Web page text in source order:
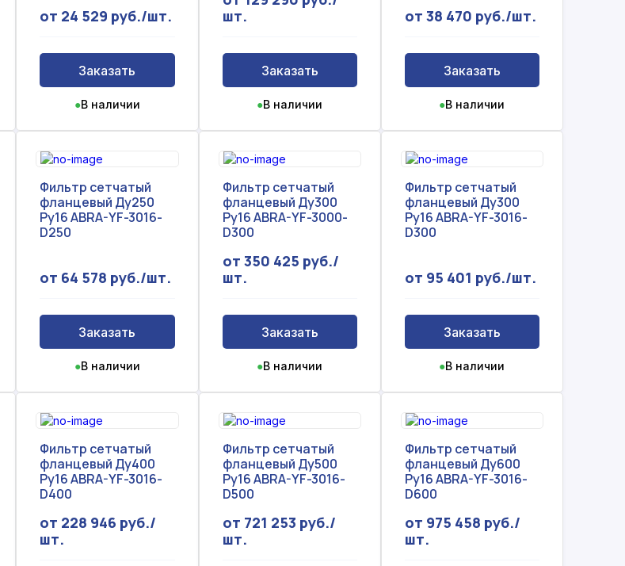
от 24 529 руб./шт.
Заказать
●В наличии
шт.
Заказать
●В наличии
от 38 470 руб./шт.
Заказать
●В наличии
Фильтр сетчатый
фланцевый Ду250
Ру16 ABRA-YF-3016-
D250
от 64 578 руб./шт.
Заказать
●В наличии
Фильтр сетчатый
фланцевый Ду300
Ру16 ABRA-YF-3000-
D300
от 350 425 руб./
шт.
Заказать
●В наличии
Фильтр сетчатый
фланцевый Ду300
Ру16 ABRA-YF-3016-
D300
от 95 401 руб./шт.
Заказать
●В наличии
Фильтр сетчатый
фланцевый Ду400
Ру16 ABRA-YF-3016-
D400
от 228 946 руб./
шт.
Фильтр сетчатый
фланцевый Ду500
Ру16 ABRA-YF-3016-
D500
от 721 253 руб./
шт.
Фильтр сетчатый
фланцевый Ду600
Ру16 ABRA-YF-3016-
D600
от 975 458 руб./
шт.